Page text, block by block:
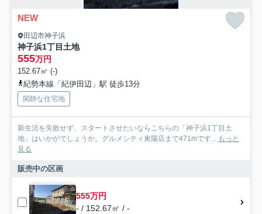
NEW
田辺市神子浜
神子浜1丁目土地
555万円
152.67㎡ (-)
紀勢本線「紀伊田辺」駅 徒歩13分
閑静な住宅地
新生活を失敗せず、スタートさせたいならこちらの「神子浜1丁目土
地」はいかがでしょうか。グルメシティ東陽店まで471mです... もっと
見る
販売中の区画
555万円
- / 152.67㎡ / -